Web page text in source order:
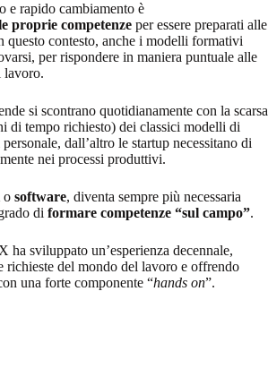
e rapido cambiamento è
proprie competenze per essere preparati alle
questo contesto, anche i modelli formativi
per rispondere in maniera puntuale alle
lavoro.
si scontrano quotidianamente con la scarsa
di tempo richiesto) dei classici modelli di
dall’altro le startup necessitano di
nei processi produttivi.
o software, diventa sempre più necessaria
di formare competenze “sul campo”.
ha sviluppato un’esperienza decennale,
richieste del mondo del lavoro e offrendo
una forte componente “hands on”.